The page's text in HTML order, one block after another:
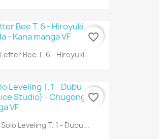
Letter Bee T. 6 - Hiroyuki...
favorite_border
Solo Leveling T. 1 - Dubu...
favorite_border